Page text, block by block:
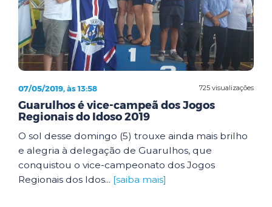
725 visualizações
07/05/2019, às 13:58
Guarulhos é vice-campeã dos Jogos
Regionais do Idoso 2019
O sol desse domingo (5) trouxe ainda mais brilho
e alegria à delegação de Guarulhos, que
conquistou o vice-campeonato dos Jogos
Regionais dos Idos... [saiba mais]